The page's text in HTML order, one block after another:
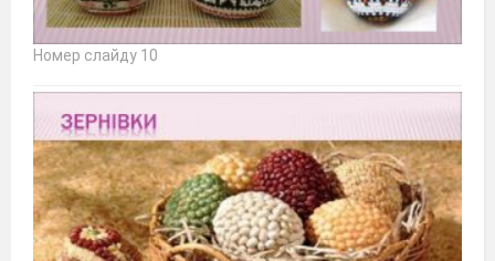
Номер слайду 10